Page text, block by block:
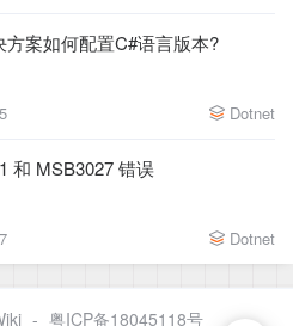
方案如何配置C#语言版本?
Dotnet
和 MSB3027 错误
Dotnet
- 粤ICP备18045118号